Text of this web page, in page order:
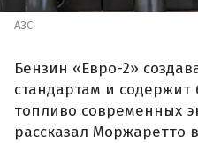
АЗС
Бензин «Евро-2»
стандартам и
топливо современных
рассказал Моржаретто